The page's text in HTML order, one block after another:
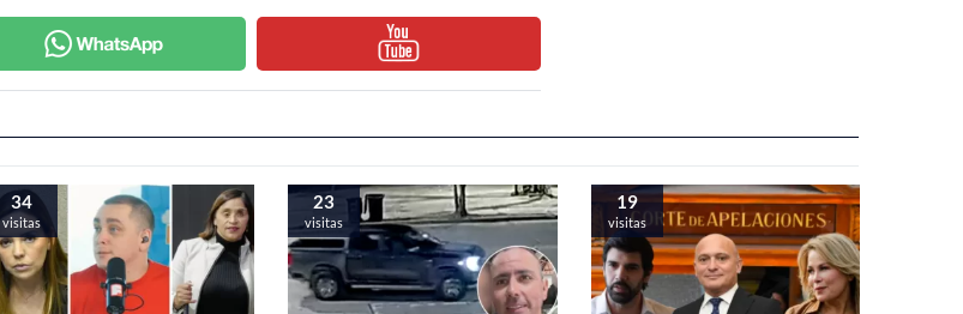
34
visitas
23
visitas
19
visitas